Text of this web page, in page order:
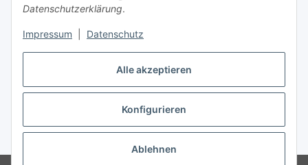
Alle akzeptieren
Konfigurieren
Ablehnen
Datenschutzerklärung.
Impressum Datenschutz
Informationen
Gesetzliche Informationen
* Alle Preise inkl. gesetzlicher USt. (Endpreise variieren in Abhängigkeit
vom Lieferland), zzgl.